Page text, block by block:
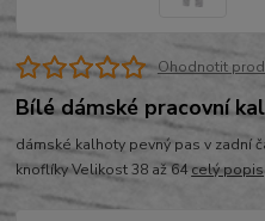
Ohodnotit
Bílé dámské pracovní
dámské kalhoty pevný pas v zadní
knoflíky Velikost 38 až 64 celý popis